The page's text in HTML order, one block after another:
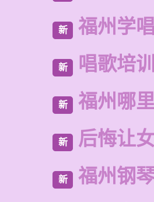
新 福州学
新 唱歌培
新 福州哪
新 后悔让
新 福州钢